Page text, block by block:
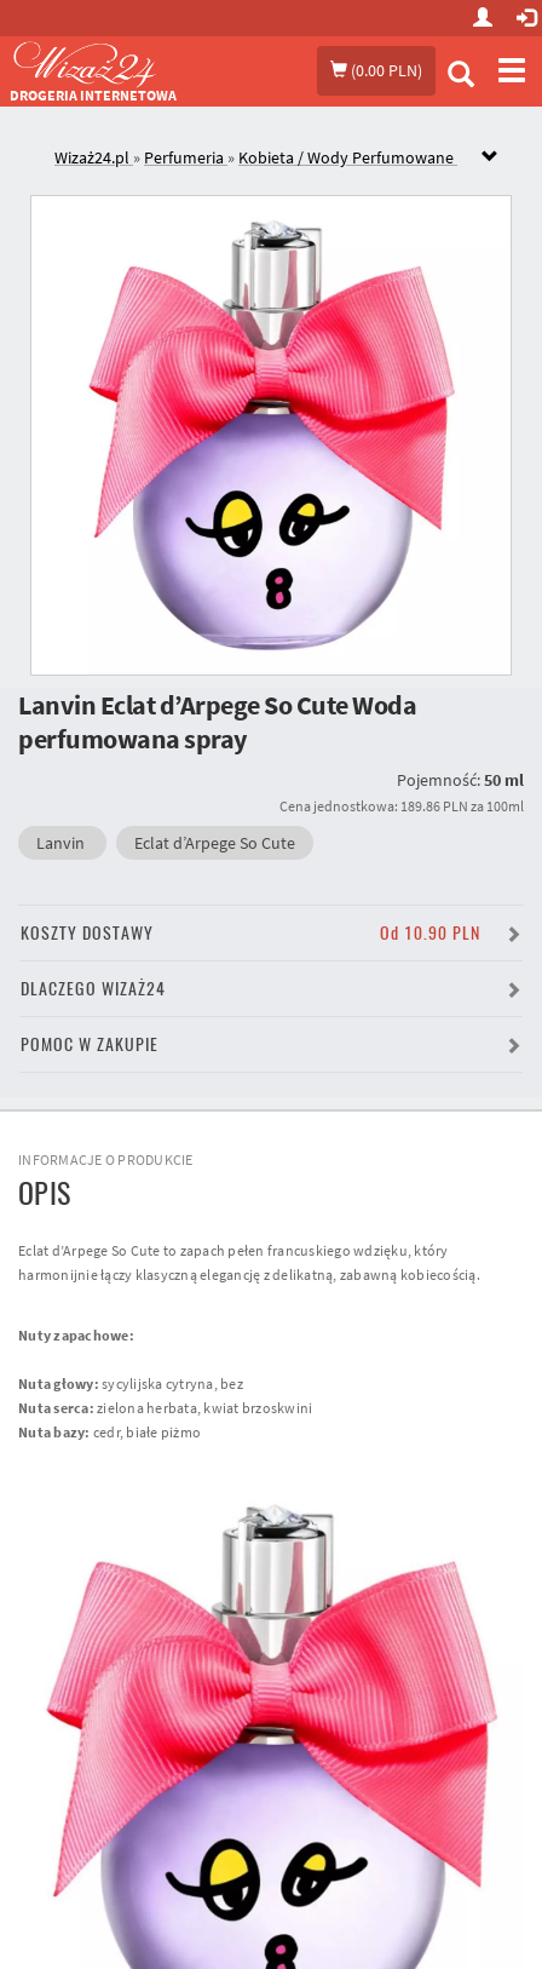
(0.00 PLN)
DROGERIA INTERNETOWA
Wizaż24.pl » Perfumeria » Kobieta / Wody Perfumowane
Lanvin Eclat d’Arpege So Cute Woda
perfumowana spray
Pojemność:50 ml
Cena jednostkowa: 189.86 PLN za 100ml
Lanvin Eclat d’Arpege So Cute
KOSZTY DOSTAWY Od 10.90 PLN
DLACZEGO WIZAŻ24
POMOC W ZAKUPIE
INFORMACJE O PRODUKCIE
OPIS
Eclat d’Arpege So Cute to zapach pełen francuskiego wdzięku, który
harmonijnie łączy klasyczną elegancję z delikatną, zabawną kobiecością.
Nuty zapachowe:
Nuta głowy: sycylijska cytryna, bez
Nuta serca: zielona herbata, kwiat brzoskwini
Nuta bazy: cedr, białe piżmo